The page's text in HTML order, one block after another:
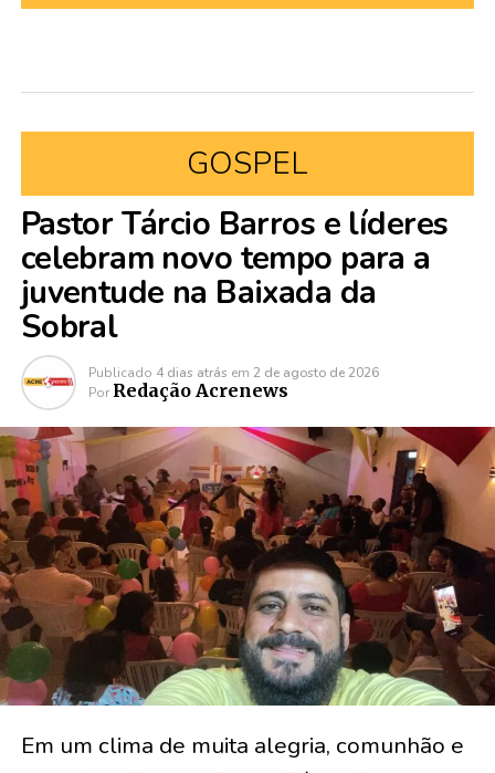
GOSPEL
Pastor Tárcio Barros e líderes
celebram novo tempo para a
juventude na Baixada da
Sobral
Publicado 4 dias atrás em 2 de agosto de 2026
Por Redação Acrenews
Em um clima de muita alegria, comunhão e